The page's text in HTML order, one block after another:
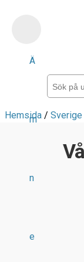
Ä
m
n
e
Hemsida / Sverige